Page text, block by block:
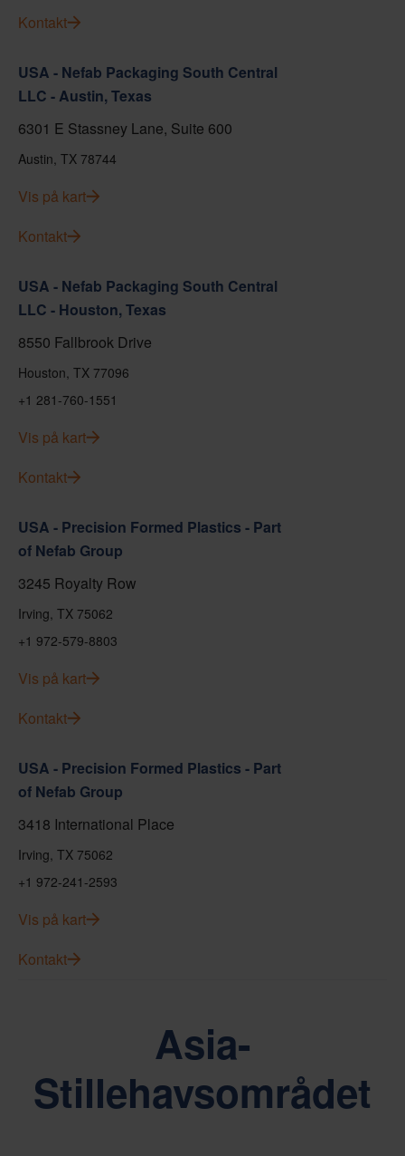
Kontakt
USA - Nefab Packaging South Central
LLC - Austin, Texas
6301 E Stassney Lane, Suite 600
Austin, TX 78744
Vis på kart
Kontakt
USA - Nefab Packaging South Central
LLC - Houston, Texas
8550 Fallbrook Drive
Houston, TX 77096
+1 281-760-1551
Vis på kart
Kontakt
USA - Precision Formed Plastics - Part
of Nefab Group
3245 Royalty Row
Irving, TX 75062
+1 972-579-8803
Vis på kart
Kontakt
USA - Precision Formed Plastics - Part
of Nefab Group
3418 International Place
Irving, TX 75062
+1 972-241-2593
Vis på kart
Kontakt
Asia-
Stillehavsområdet